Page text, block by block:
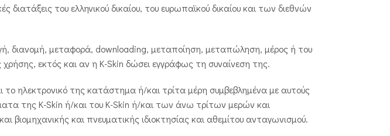
του ελληνικού δικαίου, του ευρωπαϊκού δικαίου και των διεθνών
διανομή, μεταφορά, downloading, μεταποίηση, μεταπώληση, μέρος ή του
εκτός και αν η K-Skin δώσει εγγράφως τη συναίνεση της.
ηλεκτρονικό της κατάστημα ή/και τρίτα μέρη συμβεβλημένα με αυτούς
της K-Skin ή/και του K-Skin ή/και των άνω τρίτων μερών και
βιομηχανικής και πνευματικής ιδιοκτησίας και αθεμίτου ανταγωνισμού.